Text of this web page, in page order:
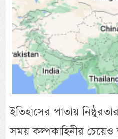
ইতিহাসের পাতায়
সময় কল্পকাহিনীর চেয়েও